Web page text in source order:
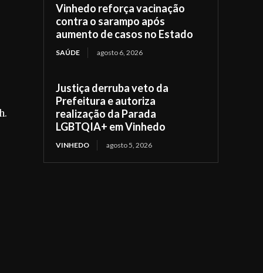
Vinhedo reforça vacinação
contra o sarampo após
aumento de casos no Estado
SAÚDE agosto 6, 2026
Justiça derruba veto da
Prefeitura e autoriza
realização da Parada
LGBTQIA+ em Vinhedo
VINHEDO agosto 5, 2026